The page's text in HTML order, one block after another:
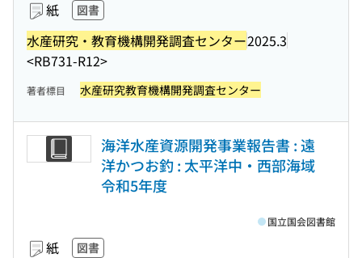
紙 図書
水産研究・教育機構開発調査センター2025.3
<RB731-R12>
著者標目 水産研究教育機構開発調査センター
海洋水産資源開発事業報告書 : 遠
洋かつお釣 : 太平洋中・西部海域
令和5年度
紙 図書
国立国会図書館